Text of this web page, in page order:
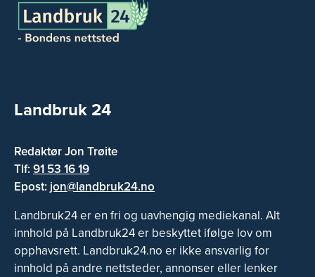
Landbruk 24
Redaktør Jon Trøite
Tlf:91 53 16 19
Epost: jon@landbruk24.no
Landbruk24 er en fri og uavhengig mediekanal. Alt
innhold på Landbruk24 er beskyttet ifølge lov om
opphavsrett. Landbruk24.no er ikke ansvarlig for
innhold på andre nettsteder, annonser eller lenker